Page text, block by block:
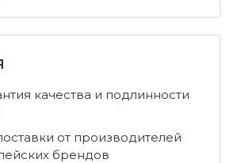
качества и подлинности
от производителей
брендов